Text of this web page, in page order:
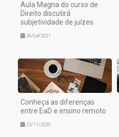
Aula Magna do curso de
Direito discutirá
subjetividade de juízes
26/04/2021
Conheça as diferenças
entre EaD e ensino remoto
23/11/2020